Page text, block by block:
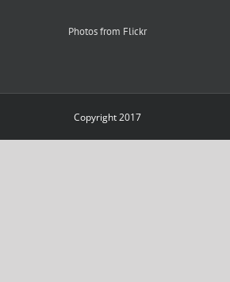
Photos from Flickr
Copyright 2017